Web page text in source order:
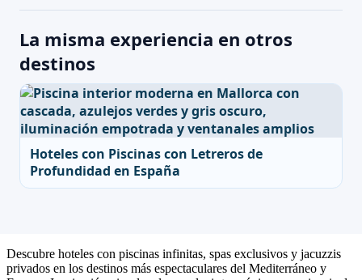
La misma experiencia en otros
destinos
Hoteles con Piscinas con Letreros de
Profundidad en España
Descubre hoteles con piscinas infinitas, spas exclusivos y jacuzzis
privados en los destinos más espectaculares del Mediterráneo y